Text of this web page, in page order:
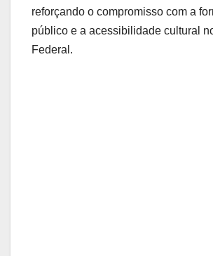
reforçando o compromisso com a
público e a acessibilidade cultural
Federal.